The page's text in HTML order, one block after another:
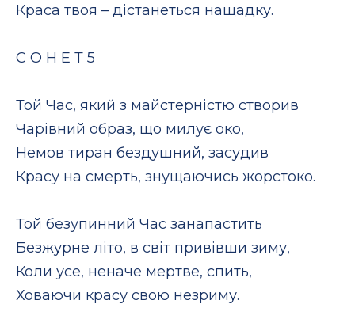
Краса твоя – дістанеться нащадку.
С О Н Е Т 5
Той Час, який з майстерністю створив
Чарівний образ, що милує око,
Немов тиран бездушний, засудив
Красу на смерть, знущаючись жорстоко.
Той безупинний Час занапастить
Безжурне літо, в світ привівши зиму,
Коли усе, неначе мертве, спить,
Ховаючи красу свою незриму.